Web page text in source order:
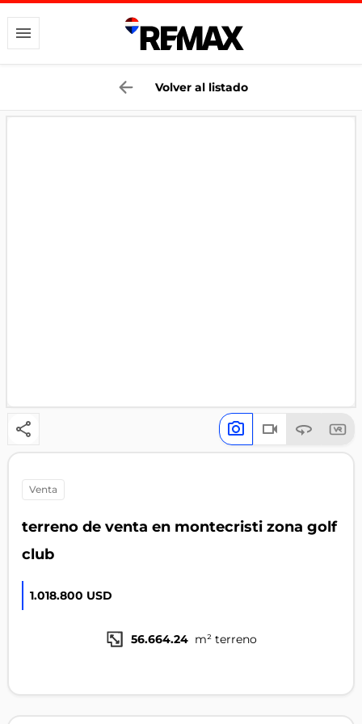
Volver al listado
venta
terreno de venta en montecristi zona golf
club
1.018.800 USD
56.664.24 m² terreno